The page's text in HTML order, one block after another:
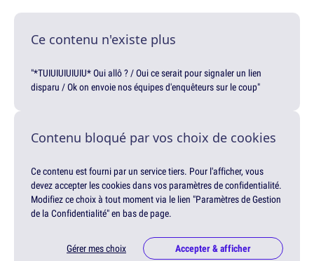
Ce contenu n'existe plus
"*TUIUIUIUIUIU* Oui allô ? / Oui ce serait pour signaler un lien
disparu / Ok on envoie nos équipes d'enquêteurs sur le coup"
Contenu bloqué par vos choix de cookies
Ce contenu est fourni par un service tiers. Pour l'afficher, vous
devez accepter les cookies dans vos paramètres de confidentialité.
Modifiez ce choix à tout moment via le lien "Paramètres de Gestion
de la Confidentialité" en bas de page.
Gérer mes choix Accepter & afficher